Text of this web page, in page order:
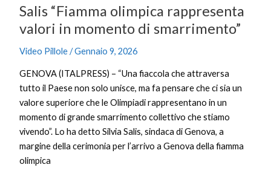
Salis “Fiamma olimpica rappresenta
valori in momento di smarrimento”
Video Pillole/Gennaio 9, 2026
GENOVA (ITALPRESS) – “Una fiaccola che attraversa
tutto il Paese non solo unisce, ma fa pensare che ci sia un
valore superiore che le Olimpiadi rappresentano in un
momento di grande smarrimento collettivo che stiamo
vivendo”. Lo ha detto Silvia Salis, sindaca di Genova, a
margine della cerimonia per l’arrivo a Genova della fiamma
olimpica